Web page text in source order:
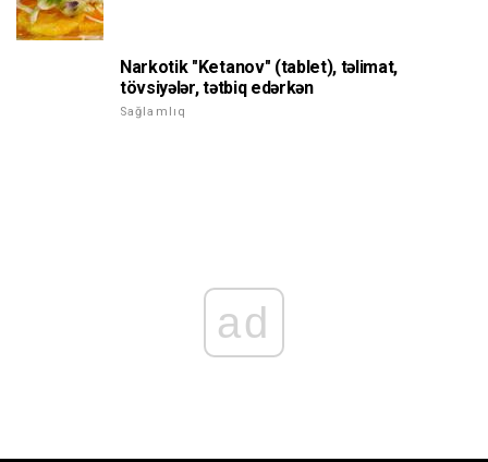
Narkotik "Ketanov" (tablet), təlimat,
tövsiyələr, tətbiq edərkən
Sağlamlıq
ad